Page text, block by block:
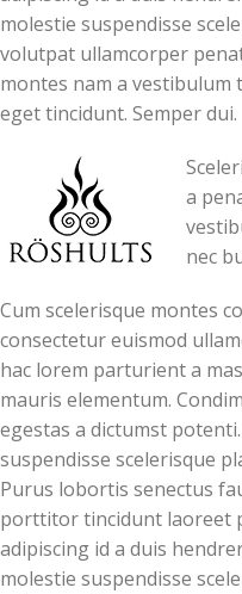
molestie suspendisse
volutpat ullamcorper
montes nam a
eget tincidunt. Semper dui.
a
nec
Cum scelerisque montes
consectetur euismod
hac lorem parturient a
mauris elementum.
egestas a dictumst
suspendisse scelerisque
Purus lobortis senectus
porttitor tincidunt laoreet
adipiscing id a duis
molestie suspendisse